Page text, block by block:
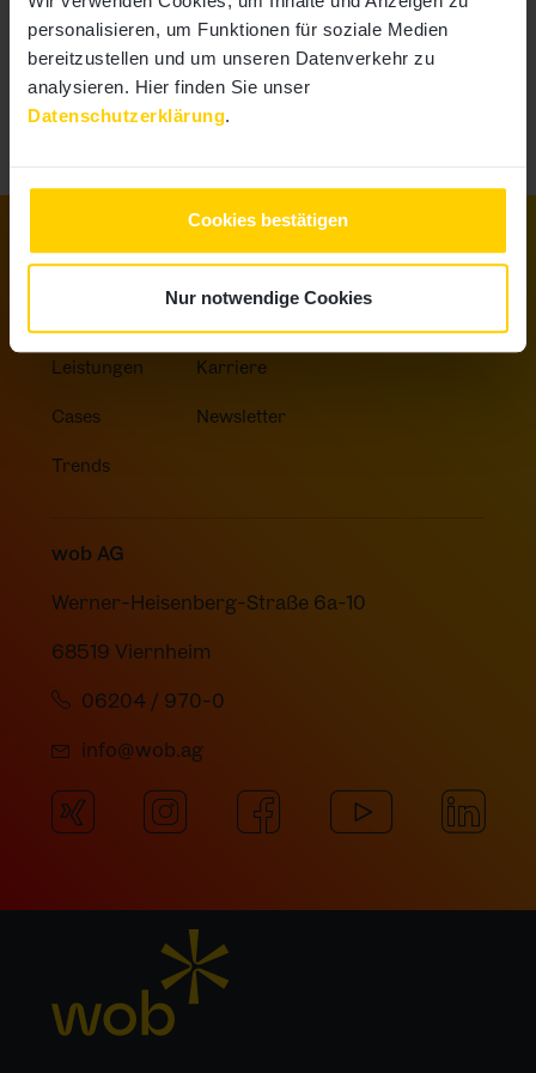
personalisieren, um Funktionen für soziale Medien
bereitzustellen und um unseren Datenverkehr zu
analysieren. Hier finden Sie unser
Datenschutzerklärung.
Cookies bestätigen
Nur notwendige Cookies
standardisiert
Weiter
Home
Leistungen
Cases
Trends
Insights
Karriere
Newsletter
B2B Marketing
wob AG
Werner-Heisenberg-Straße 6a-10
68519 Viernheim
06204 / 970-0
info@wob.ag